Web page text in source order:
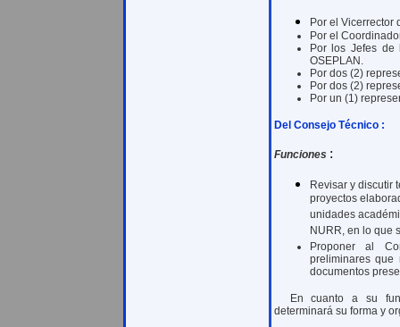
Por el Vicerrector
Por el
Por los Jefes de
OSEPLAN.
Por dos (2)
Por dos (2)
Por un (1)
Del Consejo Técnico :
Funciones :
Revisar y discutir
proyectos
unidades
NURR, en lo que
Proponer al
preliminares que
documentos
En cuanto a su
determinará su forma y